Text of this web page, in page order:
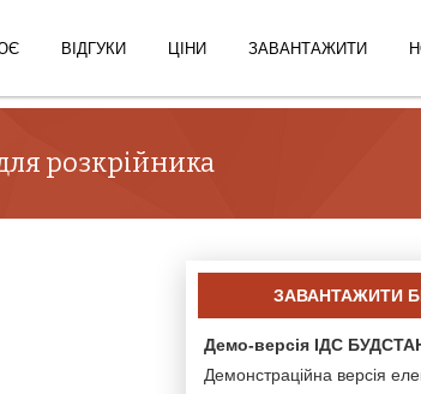
ВІДГУКИ ЦІНИ ЗАВАНТАЖИТИ
розкрійника
ЗАВАНТАЖИТИ
Демо-версія ІДС
Демонстраційна версія